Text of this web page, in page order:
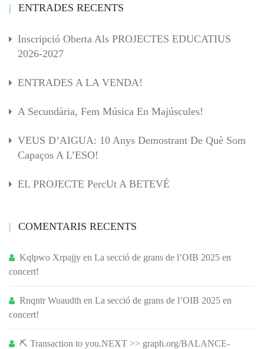
ENTRADES RECENTS
Inscripció Oberta Als PROJECTES EDUCATIUS
2026-2027
ENTRADES A LA VENDA!
A Secundària, Fem Música En Majúscules!
VEUS D’AIGUA: 10 Anys Demostrant De Què Som
Capaços A L’ESO!
EL PROJECTE PercUt A BETEVÉ
COMENTARIS RECENTS
Kqlpwo Xrpajjy en La secció de grans de l’OIB 2025 en
concert!
Rnqntr Wuaudth en La secció de grans de l’OIB 2025 en
concert!
⛏ Transaction to you.NEXT >> graph.org/BALANCE-